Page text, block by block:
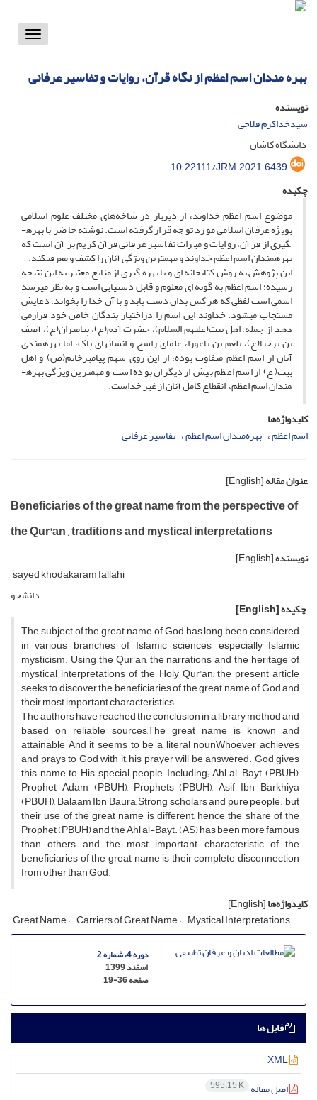
Toggle
بهره مندان اسم اعظم از نگاه قرآن، روایات و تفاسیر عرفانی
نویسنده
سیدخداکرم فلاحی
دانشگاه کاشان
10.22111/JRM.2021.6439
چکیده
موضوع اسم اعظم خداوند، از دیرباز در شاخه‌های مختلف علوم اسلامی
بویژه عرفان اسلامی مورد توجه قرار گرفته است. نوشته حاضر با بهره­
گیری از قرآن، روایات و میراث تفاسیر عرفانی قرآن کریم بر آن است که
بهره­مندان اسم اعظم خداوند و مهمترین ویژگی آنان را کشف و معرفیکند.
این پژوهش به روش کتابخانه ای و با بهره گیری از منابع معتبر به این نتیجه
رسیده­؛ اسم اعظم به گونه ای معلوم و قابل دستیابی است و به نظر می­رسد
اسمی است لفظی که هر کس بدان دست یابد و با آن خدا را بخواند، دعایش
مستجاب می­شود. خداوند این اسم را دراختیار بندگان خاص خود قرارمی
دهد از جمله؛ اهل بیت(علیهم السلام)، حضرت آدم(ع)، پیامبران(ع)، آصف
بن برخیا(ع)، بلعم بن باعورا، علمای راسخ و انسانهای پاک، اما بهره­مندی
آنان از اسم اعظم متفاوت بوده، از این روی سهم پیامبرخاتم(ص) و اهل
بیت(ع) از اسم اعظم بیش از دیگران بوده است و مهمترین ویژگی بهره­
مندان اسم اعظم، انقطاع کامل آنان از غیر خداست.
کلیدواژه‌ها
اسم اعظم بهره‌مندان اسم اعظم تفاسیر عرفانی
عنوان مقاله[English]
Beneficiaries of the great name from the perspective of
the Qur'an , traditions and mystical interpretations
نویسنده[English]
sayed khodakaram fallahi
دانشجو
چکیده[English]
The subject of the great name of God has long been considered
in various branches of Islamic sciences, especially Islamic
mysticism. Using the Qur'an, the narrations and the heritage of
mystical interpretations of the Holy Qur'an, the present article
seeks to discover the beneficiaries of the great name of God and
their most important characteristics.
The authors have reached the conclusion in a library method and
based on reliable sources,The great name is known and
attainable And it seems to be a literal nounWhoever achieves
and prays to God with it, his prayer will be answered. God gives
this name to His special people, Including; Ahl al-Bayt (PBUH),
Prophet Adam (PBUH), Prophets (PBUH), Asif Ibn Barkhiya
(PBUH), Balaam Ibn Baura, Strong scholars and pure people. but
their use of the great name is different, hence the share of the
Prophet (PBUH) and the Ahl al-Bayt. (AS) has been more famous
than others and the most important characteristic of the
beneficiaries of the great name is their complete disconnection
from other than God.
کلیدواژه‌ها[English]
Great Name Carriers of Great Name Mystical Interpretations
دوره 4، شماره 2
اسفند 1399
صفحه19-36
فایل ها
اصل مقاله 595.15 K